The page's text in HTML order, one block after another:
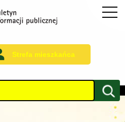
Strefa mieszkańca
Szukaj